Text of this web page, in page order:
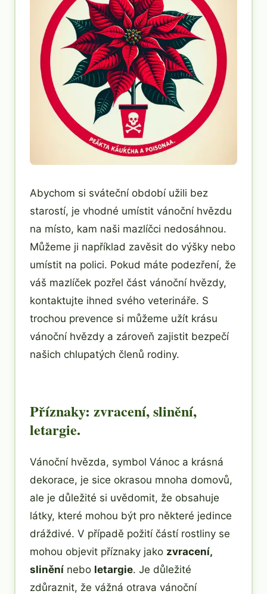
Abychom si sváteční období užili bez
starostí, je vhodné umístit vánoční hvězdu
na místo, kam naši mazlíčci nedosáhnou.
Můžeme ji například zavěsit do výšky nebo
umístit na polici. Pokud máte podezření, že
váš mazlíček pozřel část vánoční hvězdy,
kontaktujte ihned svého veterináře. S
trochou prevence si můžeme užít krásu
vánoční hvězdy a zároveň zajistit bezpečí
našich chlupatých členů rodiny.
Příznaky: zvracení, slinění,
letargie.
Vánoční hvězda, symbol Vánoc a krásná
dekorace, je sice okrasou mnoha domovů,
ale je důležité si uvědomit, že obsahuje
látky, které mohou být pro některé jedince
dráždivé. V případě požití částí rostliny se
mohou objevit příznaky jako zvracení,
slinění nebo letargie. Je důležité
zdůraznit, že vážná otrava vánoční